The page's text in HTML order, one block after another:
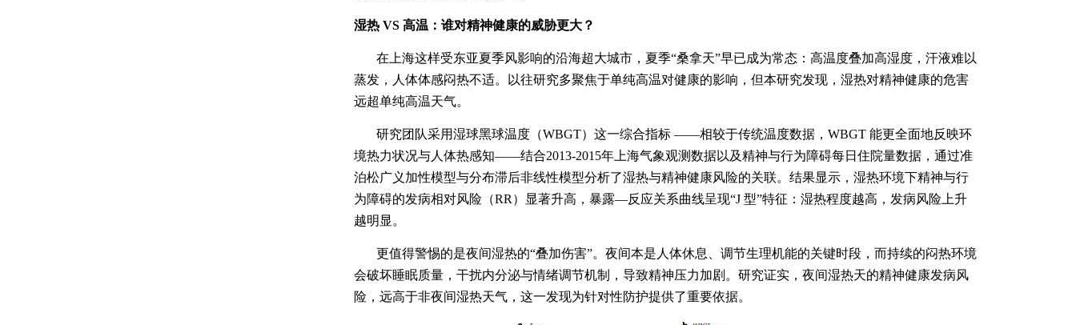
湿热 VS 高温：谁对精神健康的威胁更大？
在上海这样受东亚夏季风影响的沿海超大城市，夏季“桑拿天”早已成为常态：高温度叠加高湿度，汗液难以
蒸发，人体体感闷热不适。以往研究多聚焦于单纯高温对健康的影响，但本研究发现，湿热对精神健康的危害
远超单纯高温天气。
研究团队采用湿球黑球温度（WBGT）这一综合指标 ——相较于传统温度数据， WBGT 能更全面地反映环
境热力状况与人体热感知——结合2013-2015年上海气象观测数据以及精神与行为障碍每日住院量数据，通过准
泊松广义加性模型与分布滞后非线性模型分析了湿热与精神健康风险的关联。结果显示，湿热环境下精神与行
为障碍的发病相对风险（RR ）显著升高，暴露—反应关系曲线呈现“J 型”特征：湿热程度越高，发病风险上升
越明显。
更值得警惕的是夜间湿热的“叠加伤害”。夜间本是人体休息、调节生理机能的关键时段，而持续的闷热环境
会破坏睡眠质量，干扰内分泌与情绪调节机制，导致精神压力加剧。研究证实，夜间湿热天的精神健康发病风
险，远高于非夜间湿热天气，这一发现为针对性防护提供了重要依据。